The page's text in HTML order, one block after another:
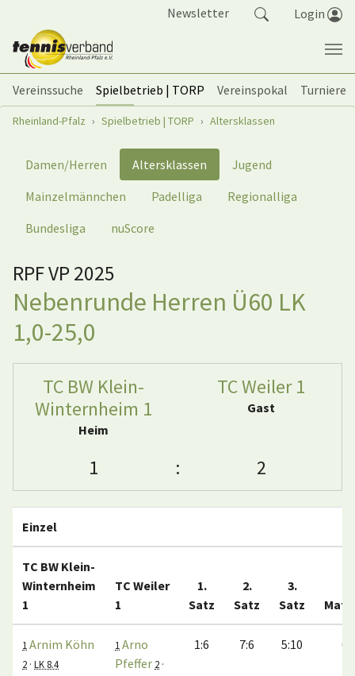
Newsletter Login
Vereinssuche Spielbetrieb | TORP Vereinspokal
Turniere
Sie sind hier:
Rheinland-Pfalz Spielbetrieb | TORP Altersklassen
Damen/Herren Altersklassen
Jugend
Mainzelmännchen
Padelliga
Regionalliga
Bundesliga
nuScore
RPF VP 2025
Nebenrunde Herren Ü60 LK
1,0-25,0
TC BW Klein-
Winternheim 1
Heim
TC Weiler 1
Gast
1 : 2
Einzel
TC BW Klein-
Winternheim
1
TC Weiler
1
1.
Satz
2.
Satz
3.
Satz
1 Arnim Köhn
2 · LK 8.4
1 Arno
Pfeffer 2 ·
1:6 7:6 5:10